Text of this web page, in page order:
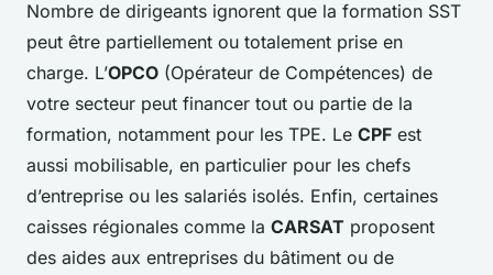
Nombre de dirigeants ignorent que la formation SST
peut être partiellement ou totalement prise en
charge. L’OPCO (Opérateur de Compétences) de
votre secteur peut financer tout ou partie de la
formation, notamment pour les TPE. Le CPF est
aussi mobilisable, en particulier pour les chefs
d’entreprise ou les salariés isolés. Enfin, certaines
caisses régionales comme la CARSAT proposent
des aides aux entreprises du bâtiment ou de